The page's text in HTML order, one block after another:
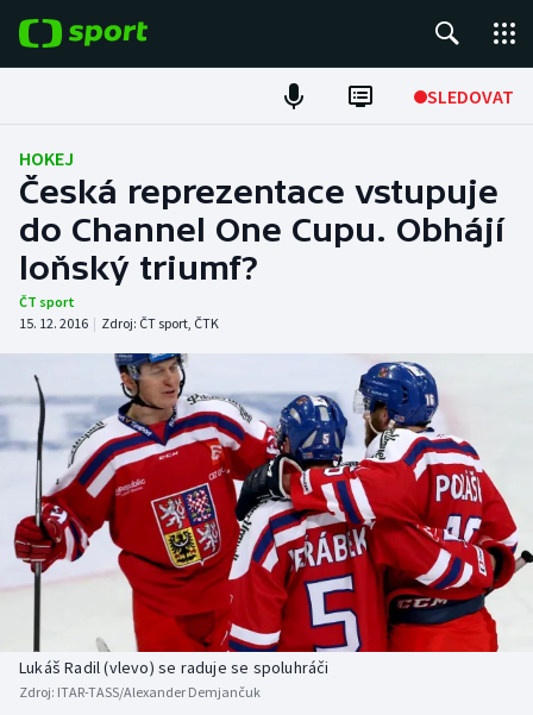
SLEDOVAT
Fotbal
Hokej
Tenis
Atletika
Cyklistika
DALŠÍ SPORTY
Americký fotbal
Baseball a softbal
Biatlon
NEPŘEHLÉDNĚTE
Soutěže
Historické návraty
Aplikace ČT sport
HOKEJ
Česká reprezentace vstupuje
do Channel One Cupu. Obhájí
loňský triumf?
ČT sport
15. 12. 2016 | Zdroj: ČT sport, ČTK
Lukáš Radil (vlevo) se raduje se spoluhráči
Zdroj: ITAR-TASS/Alexander Demjančuk